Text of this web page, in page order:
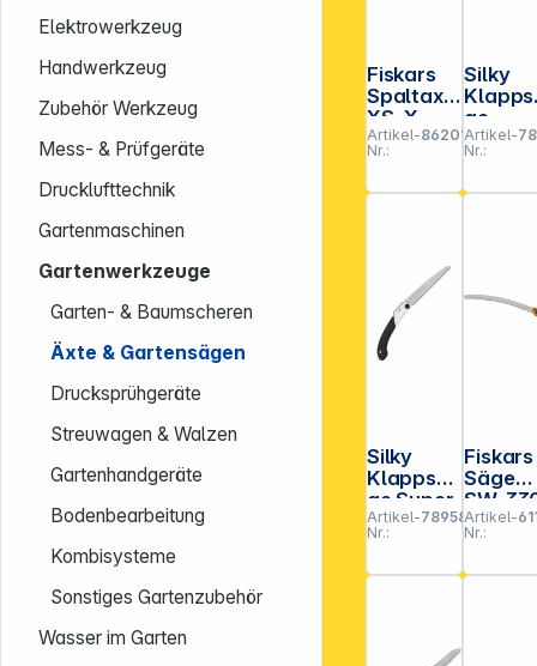
Elektrowerkzeug
Handwerkzeug
Zubehör Werkzeug
Mess- & Prüfgeräte
Drucklufttechnik
Gartenmaschinen
Gartenwerkzeuge
Garten- & Baumscheren
Äxte & Gartensägen
Drucksprühgeräte
Streuwagen & Walzen
Gartenhandgeräte
Bodenbearbeitung
Kombisysteme
Sonstiges Gartenzubehör
Wasser im Garten
Fiskars
Spaltaxt
XS, X-
series
X14
Artikel-
Nr.:
862010
Silky
ge
270-20
(298-27)
Artikel-
Nr.:
Silky
Klappsä
ge Super
Accel
210-14
fein (117-
21)
Artikel-
Nr.:
789588
Fiskars
Säge
SW-
Artikel-
Nr.: